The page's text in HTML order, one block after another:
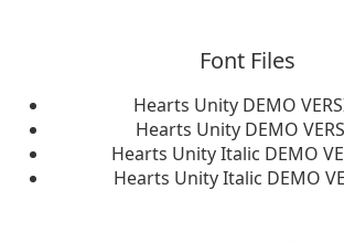
Font Files
Hearts Unity DEMO
Hearts Unity DEMO
Hearts Unity Italic DEMO
Hearts Unity Italic DEMO